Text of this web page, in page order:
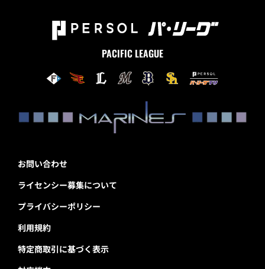
PACIFIC LEAGUE
お問い合わせ
ライセンシー募集について
プライバシーポリシー
利用規約
特定商取引に基づく表示